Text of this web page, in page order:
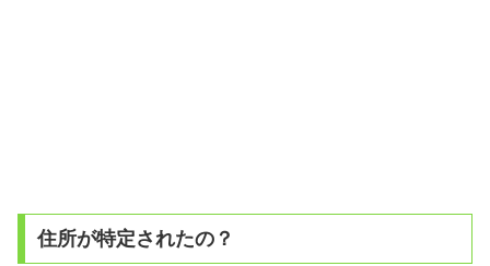
住所が特定されたの？